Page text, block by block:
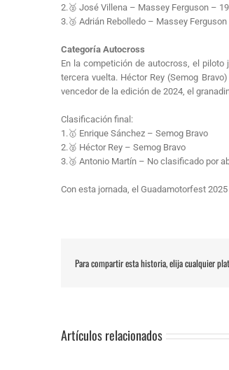
2.🥈 José Villena – Massey Ferguson –
3.🥉 Adrián Rebolledo – Massey
Categoría Autocross
En la competición de autocross, el piloto
tercera vuelta. Héctor Rey (Semog
vencedor de la edición de 2024, el
Clasificación final:
1.🥇 Enrique Sánchez – Semog Bravo
2.🥈 Héctor Rey – Semog Bravo
3.🥉 Antonio Martín – No clasificado por
Con esta jornada, el Guadamotorfest
Para compartir esta historia, elija cualquier
Artículos relacionados